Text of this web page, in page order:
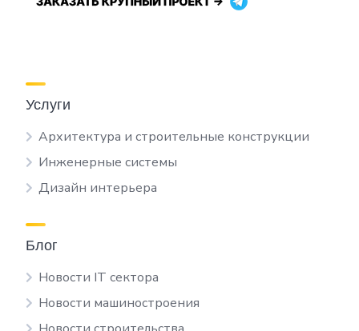
Услуги
Архитектура и строительные конструкции
Инженерные системы
Дизайн интерьера
Блог
Новости IT сектора
Новости машиностроения